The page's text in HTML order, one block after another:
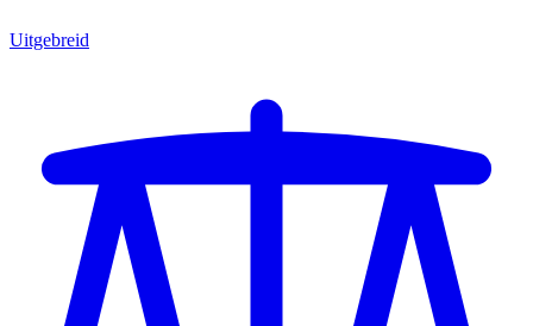
Uitgebreid